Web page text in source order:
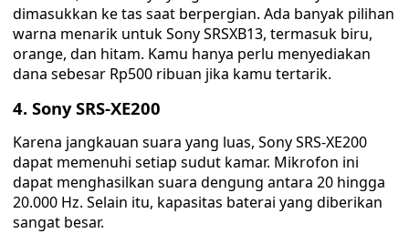
dimasukkan ke tas saat berpergian. Ada banyak pilihan
warna menarik untuk Sony SRSXB13, termasuk biru,
orange, dan hitam. Kamu hanya perlu menyediakan
dana sebesar Rp500 ribuan jika kamu tertarik.
4. Sony SRS-XE200
Karena jangkauan suara yang luas, Sony SRS-XE200
dapat memenuhi setiap sudut kamar. Mikrofon ini
dapat menghasilkan suara dengung antara 20 hingga
20.000 Hz. Selain itu, kapasitas baterai yang diberikan
sangat besar.